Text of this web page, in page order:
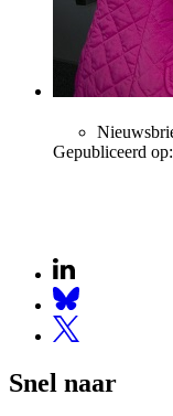
Gepubliceerd op:
Snel naar